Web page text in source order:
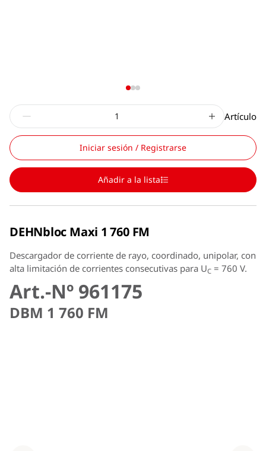
Artículo
Iniciar sesión / Registrarse
Añadir a la lista
DEHNbloc Maxi 1 760 FM
Descargador de corriente de rayo, coordinado, unipolar, con
alta limitación de corrientes consecutivas para UC = 760 V.
Art.-Nº 961175
DBM 1 760 FM